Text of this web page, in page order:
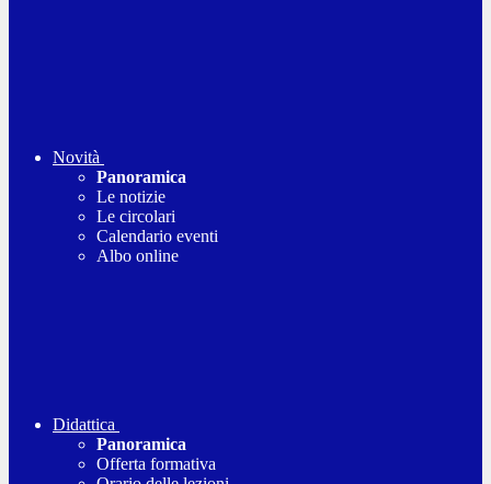
Novità
Panoramica
Le notizie
Le circolari
Calendario eventi
Albo online
Didattica
Panoramica
Offerta formativa